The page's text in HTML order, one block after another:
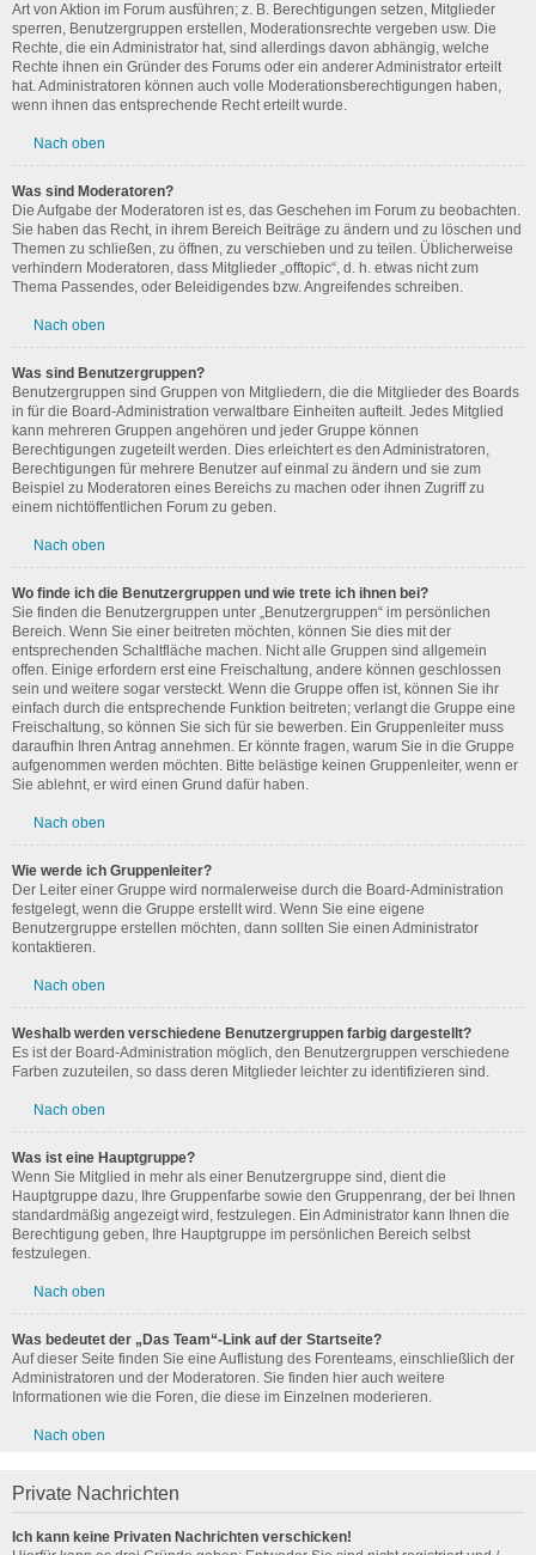
Art von Aktion im Forum ausführen; z. B. Berechtigungen setzen, Mitglieder
sperren, Benutzergruppen erstellen, Moderationsrechte vergeben usw. Die
Rechte, die ein Administrator hat, sind allerdings davon abhängig, welche
Rechte ihnen ein Gründer des Forums oder ein anderer Administrator erteilt
hat. Administratoren können auch volle Moderationsberechtigungen haben,
wenn ihnen das entsprechende Recht erteilt wurde.
Nach oben
Was sind Moderatoren?
Die Aufgabe der Moderatoren ist es, das Geschehen im Forum zu beobachten.
Sie haben das Recht, in ihrem Bereich Beiträge zu ändern und zu löschen und
Themen zu schließen, zu öffnen, zu verschieben und zu teilen. Üblicherweise
verhindern Moderatoren, dass Mitglieder „offtopic“, d. h. etwas nicht zum
Thema Passendes, oder Beleidigendes bzw. Angreifendes schreiben.
Nach oben
Was sind Benutzergruppen?
Benutzergruppen sind Gruppen von Mitgliedern, die die Mitglieder des Boards
in für die Board-Administration verwaltbare Einheiten aufteilt. Jedes Mitglied
kann mehreren Gruppen angehören und jeder Gruppe können
Berechtigungen zugeteilt werden. Dies erleichtert es den Administratoren,
Berechtigungen für mehrere Benutzer auf einmal zu ändern und sie zum
Beispiel zu Moderatoren eines Bereichs zu machen oder ihnen Zugriff zu
einem nichtöffentlichen Forum zu geben.
Nach oben
Wo finde ich die Benutzergruppen und wie trete ich ihnen bei?
Sie finden die Benutzergruppen unter „Benutzergruppen“ im persönlichen
Bereich. Wenn Sie einer beitreten möchten, können Sie dies mit der
entsprechenden Schaltfläche machen. Nicht alle Gruppen sind allgemein
offen. Einige erfordern erst eine Freischaltung, andere können geschlossen
sein und weitere sogar versteckt. Wenn die Gruppe offen ist, können Sie ihr
einfach durch die entsprechende Funktion beitreten; verlangt die Gruppe eine
Freischaltung, so können Sie sich für sie bewerben. Ein Gruppenleiter muss
daraufhin Ihren Antrag annehmen. Er könnte fragen, warum Sie in die Gruppe
aufgenommen werden möchten. Bitte belästige keinen Gruppenleiter, wenn er
Sie ablehnt, er wird einen Grund dafür haben.
Nach oben
Wie werde ich Gruppenleiter?
Der Leiter einer Gruppe wird normalerweise durch die Board-Administration
festgelegt, wenn die Gruppe erstellt wird. Wenn Sie eine eigene
Benutzergruppe erstellen möchten, dann sollten Sie einen Administrator
kontaktieren.
Nach oben
Weshalb werden verschiedene Benutzergruppen farbig dargestellt?
Es ist der Board-Administration möglich, den Benutzergruppen verschiedene
Farben zuzuteilen, so dass deren Mitglieder leichter zu identifizieren sind.
Nach oben
Was ist eine Hauptgruppe?
Wenn Sie Mitglied in mehr als einer Benutzergruppe sind, dient die
Hauptgruppe dazu, Ihre Gruppenfarbe sowie den Gruppenrang, der bei Ihnen
standardmäßig angezeigt wird, festzulegen. Ein Administrator kann Ihnen die
Berechtigung geben, Ihre Hauptgruppe im persönlichen Bereich selbst
festzulegen.
Nach oben
Was bedeutet der „Das Team“-Link auf der Startseite?
Auf dieser Seite finden Sie eine Auflistung des Forenteams, einschließlich der
Administratoren und der Moderatoren. Sie finden hier auch weitere
Informationen wie die Foren, die diese im Einzelnen moderieren.
Nach oben
Private Nachrichten
Ich kann keine Privaten Nachrichten verschicken!